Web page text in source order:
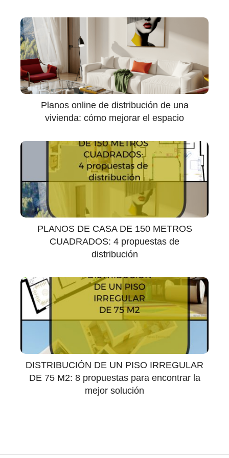
Planos online de distribución de una
vivienda: cómo mejorar el espacio
PLANOS DE CASA DE 150 METROS
CUADRADOS: 4 propuestas de
distribución
DISTRIBUCIÓN DE UN PISO IRREGULAR
DE 75 M2: 8 propuestas para encontrar la
mejor solución